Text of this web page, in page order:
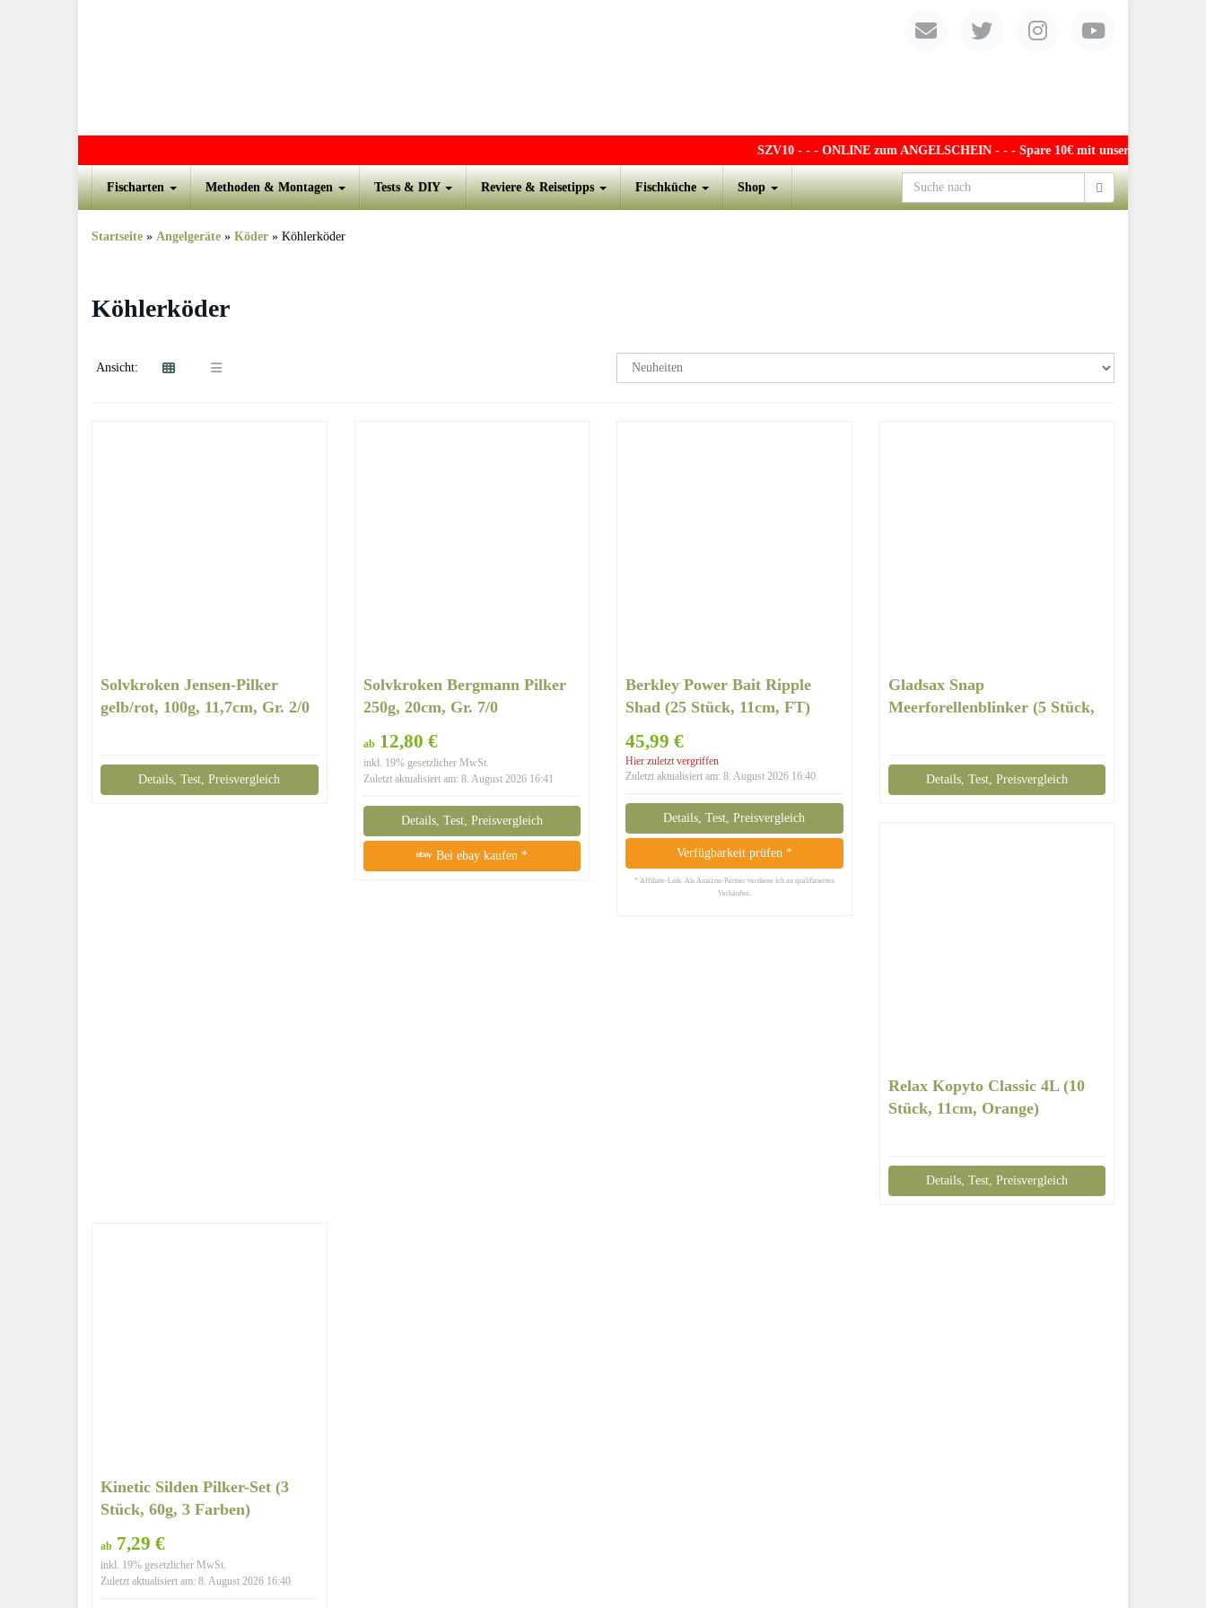
SZV10- - - ONLINE zum ANGELSCHEIN - - - Spare 10€ mit unserem exklusiven
Fischarten Methoden & Montagen Tests & DIY Reviere & Reisetipps Fischküche Shop
Startseite » Angelgeräte » Köder » Köhlerköder
Köhlerköder
Ansicht:
Solvkroken Jensen-Pilker
gelb/rot, 100g, 11,7cm, Gr. 2/0
Details, Test, Preisvergleich
Solvkroken Bergmann Pilker
250g, 20cm, Gr. 7/0
ab12,80 €
inkl. 19% gesetzlicher MwSt.
Zuletzt aktualisiert am: 8. August 2026 16:41
Details, Test, Preisvergleich
Bei ebay kaufen *
Berkley Power Bait Ripple
Shad (25 Stück, 11cm, FT)
45,99 €
Hier zuletzt vergriffen
Zuletzt aktualisiert am: 8. August 2026 16:40
Details, Test, Preisvergleich
Verfügbarkeit prüfen *
* Affiliate-Link. Als Amazon-Partner verdiene ich an qualifizierten
Verkäufen.
Gladsax Snap
Meerforellenblinker (5 Stück,
Details, Test, Preisvergleich
Relax Kopyto Classic 4L (10
Stück, 11cm, Orange)
Details, Test, Preisvergleich
Kinetic Silden Pilker-Set (3
Stück, 60g, 3 Farben)
ab 7,29 €
inkl. 19% gesetzlicher MwSt.
Zuletzt aktualisiert am: 8. August 2026 16:40